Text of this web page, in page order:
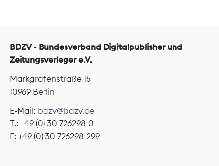
BDZV - Bundesverband Digitalpublisher und
Zeitungsverleger e.V.
Markgrafenstraße 15
10969 Berlin
E-Mail: bdzv@bdzv.de
T.: +49 (0) 30 726298-0
F: +49 (0) 30 726298-299